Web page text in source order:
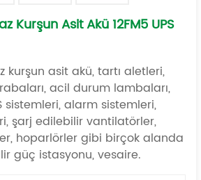
Kurşun Asit Akü 12FM5 UPS
kurşun asit akü, tartı aletleri,
acil durum lambaları,
sistemleri, alarm sistemleri,
şarj edilebilir vantilatörler,
hoparlörler gibi birçok alanda
güç istasyonu,vesaire.